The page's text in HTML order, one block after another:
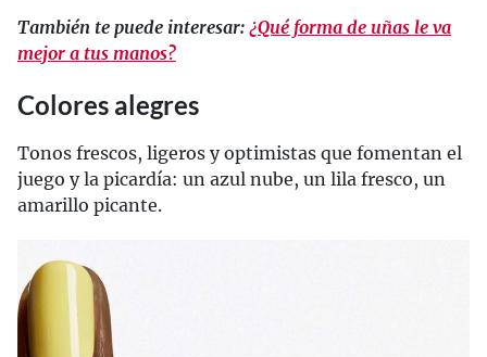
También te puede interesar: ¿Qué forma de uñas le va
mejor a tus manos?
Colores alegres
Tonos frescos, ligeros y optimistas que fomentan el
juego y la picardía: un azul nube, un lila fresco, un
amarillo picante.